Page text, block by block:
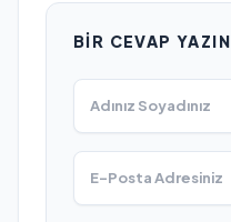
BIR CEVAP YAZIN